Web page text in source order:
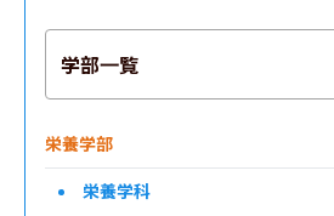
学部一覧
栄養学部
栄養学科